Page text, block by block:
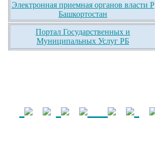
Электронная приемная органов власти Р
Башкортостан
Портал Государственных и
Муниципальных Услуг РБ